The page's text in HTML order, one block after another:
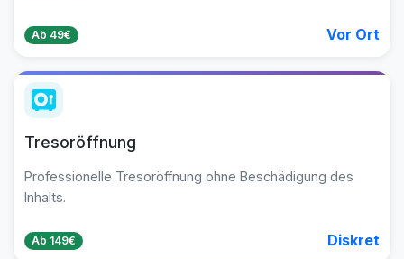
Ab 49€ Vor Ort
Tresoröffnung
Professionelle Tresoröffnung ohne Beschädigung des
Inhalts.
Ab 149€ Diskret